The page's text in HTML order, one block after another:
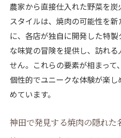
農家から直接仕入れた野菜を
スタイルは、焼肉の可能性を
に、各店が独自に開発した特
な味覚の冒険を提供し、訪れ
せん。これらの要素が相まって
個性的でユニークな体験が楽
めています。
神田で発見する焼肉の隠れた